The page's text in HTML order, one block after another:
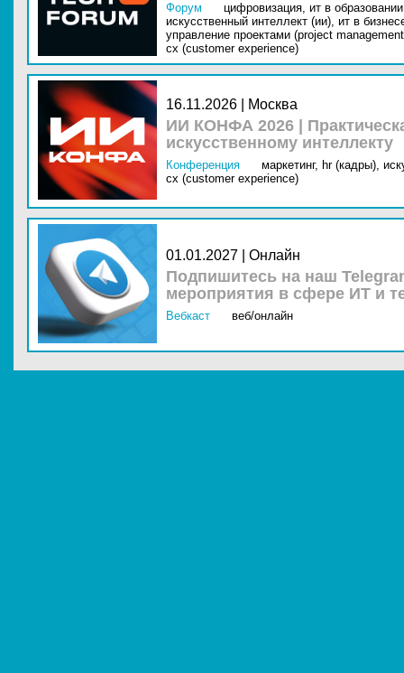
Форум цифровизация, ит в
искусственный интеллект (ии), ит в
управление проектами (project
cx (customer experience)
16.11.2026 | Москва
ИИ КОНФА 2026 |
искусственному интеллекту
Конференция маркетинг, hr (кадры),
cx (customer experience)
01.01.2027 | Онлайн
Подпишитесь на наш
мероприятия в сфере ИТ и
Вебкаст веб/онлайн